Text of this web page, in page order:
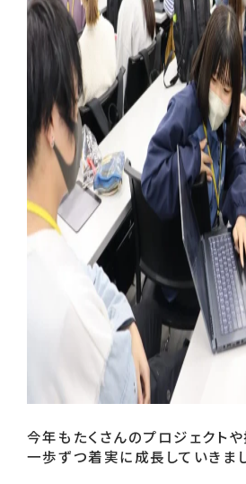
今年もたくさんのプロジェクトや
一歩ずつ着実に成長していきま